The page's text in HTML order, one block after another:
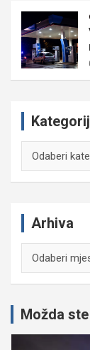
Arhiva
Možda